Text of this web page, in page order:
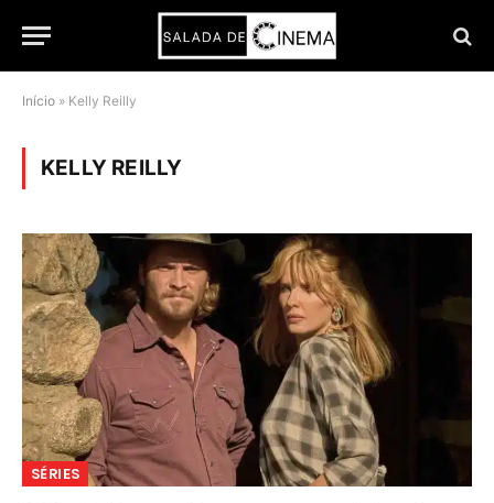
Início » Kelly Reilly
KELLY REILLY
SÉRIES